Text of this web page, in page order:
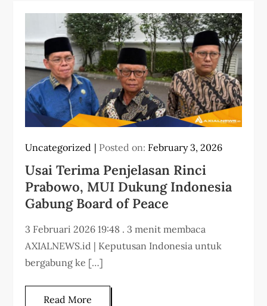
Uncategorized Posted on: February 3, 2026
Usai Terima Penjelasan Rinci
Prabowo, MUI Dukung Indonesia
Gabung Board of Peace
3 Februari 2026 19:48 . 3 menit membaca
AXIALNEWS.id | Keputusan Indonesia untuk
bergabung ke […]
Read More